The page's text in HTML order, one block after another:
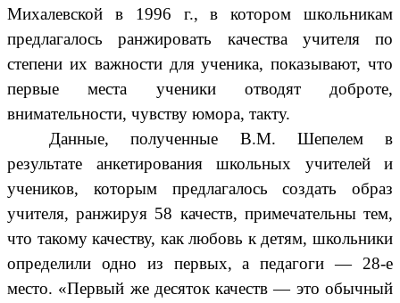
Михалевской в 1996 г., в котором школьникам
предлагалось ранжировать качества учителя по
степени их важности для ученика, показывают, что
первые места ученики отводят доброте,
внимательности, чувству юмора, такту.
Данные, полученные В.М. Шепелем в
результате анкетирования школьных учителей и
учеников, которым предлагалось создать образ
учителя, ранжируя 58 качеств, примечательны тем,
что такому качеству, как любовь к детям, школьники
определили одно из первых, а педагоги — 28-е
место. «Первый же десяток качеств — это обычный